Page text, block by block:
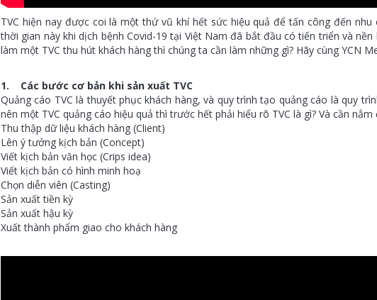
TVC hiện nay được coi là một thứ vũ khí hết sức hiệu quả để tấn công đến
thời gian này khi dịch bệnh Covid-19 tại Việt Nam đã bắt đầu có tiến triển và
làm một TVC thu hút khách hàng thì chúng ta cần làm những gì? Hãy cùng YCN
1. Các bước cơ bản khi sản xuất TVC
Quảng cáo TVC là thuyết phục khách hàng, và quy trình tạo quảng cáo là quy
nên một TVC quảng cáo hiệu quả thì trước hết phải hiểu rõ TVC là gì? Và cần
Thu thập dữ liệu khách hàng (Client)
Lên ý tưởng kịch bản (Concept)
Viết kịch bản văn học (Crips idea)
Viết kịch bản có hình minh hoạ
Chọn diễn viên (Casting)
Sản xuất tiền kỳ
Sản xuất hậu kỳ
Xuất thành phẩm giao cho khách hàng